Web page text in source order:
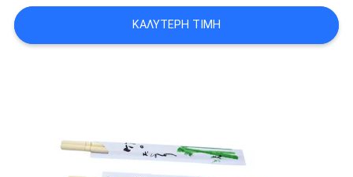
POLICY
ΚΑΛΎΤΕΡΗ ΤΙΜΉ